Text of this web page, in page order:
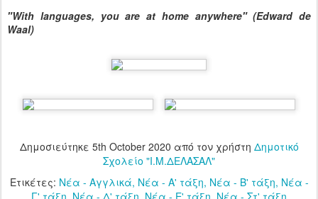
"With languages, you are at home anywhere" (Edward de
Waal)
Δημοσιεύτηκε 5th October 2020 από τον χρήστη Δημοτικό
Σχολείο "Ι.Μ.ΔΕΛΑΣΑΛ"
Ετικέτες: Νέα - Αγγλικά Νέα - Α' τάξη Νέα - Β' τάξη Νέα -
Γ' τάξη Νέα - Δ' τάξη Νέα - Ε' τάξη Νέα - Στ' τάξη